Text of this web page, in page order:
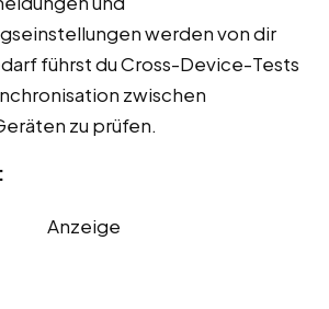
werden von dir
führst du Cross-Device-Tests
zwischen
zu prüfen.
Anzeige